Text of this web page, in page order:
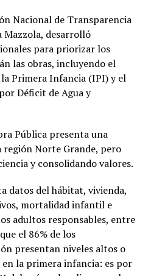
Nacional de Transparencia
Mazzola, desarrolló
para priorizar los
las obras, incluyendo el
Primera Infancia (IPI) y el
Déficit de Agua y
Pública presenta una
Norte Grande, pero
y consolidando valores.
datos del hábitat, vivienda,
mortalidad infantil e
adultos responsables, entre
el 86% de los
presentan niveles altos o
la primera infancia: es por